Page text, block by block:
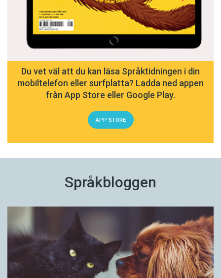
Du vet väl att du kan läsa Språktidningen i din
mobiltelefon eller surfplatta? Ladda ned appen
från App Store eller Google Play.
APP STORE
Språkbloggen